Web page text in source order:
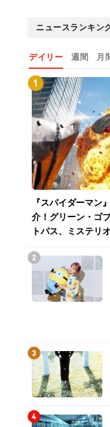
ニュースランキン
デイリー 週間 月
『スパイダーマン
介！グリーン・ゴ
トパス、ミステリ